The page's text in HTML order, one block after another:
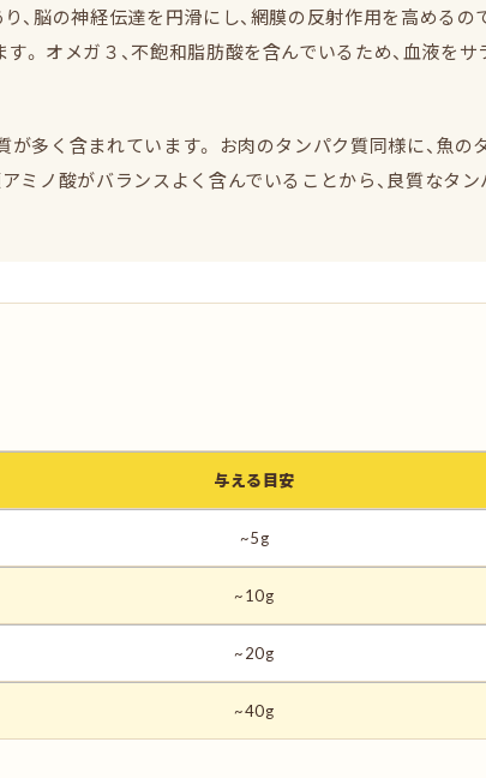
脳の神経伝達を円滑にし、網膜の反射作用を高めるの
オメガ３、不飽和脂肪酸を含んでいるため、血液をサ
多く含まれています。 お肉のタンパク質同様に、魚の
ミノ酸がバランスよく含んでいることから、良質なタン
与える目安
~5g
~10g
~20g
~40g